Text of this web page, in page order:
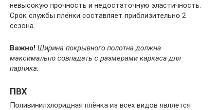
невысокую прочность и недостаточную эластичность.
Срок службы плёнки составляет приблизительно 2
сезона.
Важно! Ширина покрывного полотна должна
максимально совпадать с размерами каркаса для
парника.
ПВХ
Поливинилхлоридная плёнка из всех видов является